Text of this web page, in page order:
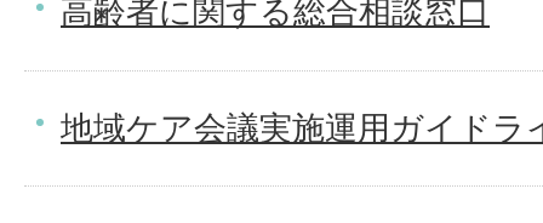
高齢者に関する総合相談窓口
地域ケア会議実施運用ガイドラ